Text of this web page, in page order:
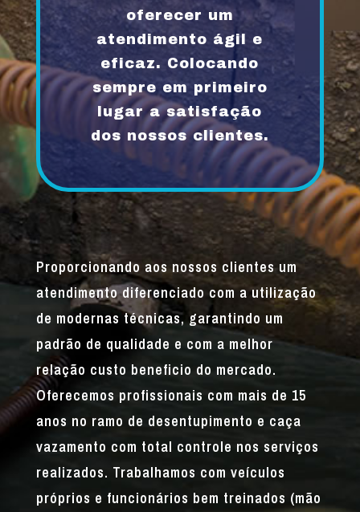
oferecer um
atendimento ágil e
eficaz. Colocando
sempre em primeiro
lugar a satisfação
dos nossos clientes.
Proporcionando aos nossos clientes um
atendimento diferenciado com a utilização
de modernas técnicas, garantindo um
padrão de qualidade e com a melhor
relação custo beneficio do mercado.
Oferecemos profissionais com mais de 15
anos no ramo de desentupimento e caça
vazamento com total controle nos serviços
realizados. Trabalhamos com veículos
próprios e funcionários bem treinados (mão